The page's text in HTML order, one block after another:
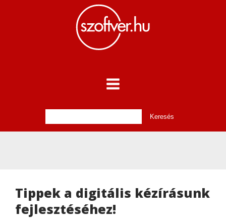
Tippek a digitális kézírásunk
fejlesztéséhez!